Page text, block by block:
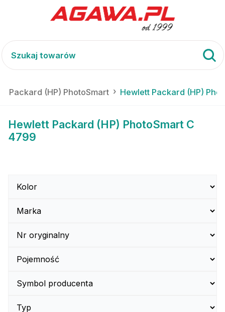
Packard (HP) PhotoSmart Hewlett Packard (HP)
Hewlett Packard (HP) PhotoSmart C
4799